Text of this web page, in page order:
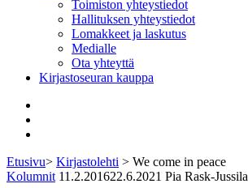
Toimiston yhteystiedot
Hallituksen yhteystiedot
Lomakkeet ja laskutus
Medialle
Ota yhteyttä
Kirjastoseuran kauppa
Etusivu> Kirjastolehti > We come in peace
Kolumnit 11.2.201622.6.2021 Pia Rask-Jussila